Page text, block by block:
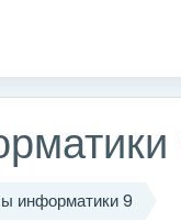
информатики 9